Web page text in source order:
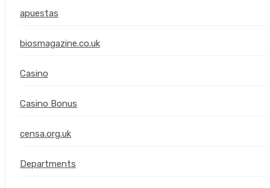
apuestas
biosmagazine.co.uk
Casino
Casino Bonus
censa.org.uk
Departments